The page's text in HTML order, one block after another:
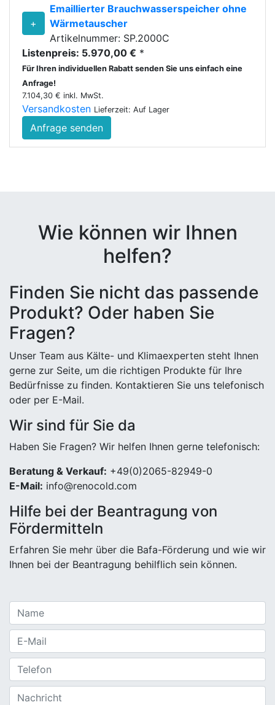
+
Emaillierter Brauchwasserspeicher ohne
Wärmetauscher
Artikelnummer: SP.2000C
Listenpreis: 5.970,00 € *
Für Ihren individuellen Rabatt senden Sie uns einfach eine
Anfrage!
7.104,30 € inkl. MwSt.
Versandkosten Lieferzeit: Auf Lager
Anfrage senden
Wie können wir Ihnen
helfen?
Finden Sie nicht das passende
Produkt? Oder haben Sie
Fragen?
Unser Team aus Kälte- und Klimaexperten steht Ihnen
gerne zur Seite, um die richtigen Produkte für Ihre
Bedürfnisse zu finden. Kontaktieren Sie uns telefonisch
oder per E-Mail.
Wir sind für Sie da
Haben Sie Fragen? Wir helfen Ihnen gerne telefonisch:
Beratung & Verkauf: +49(0)2065-82949-0
E-Mail: info@renocold.com
Hilfe bei der Beantragung von
Fördermitteln
Erfahren Sie mehr über die Bafa-Förderung und wie wir
Ihnen bei der Beantragung behilflich sein können.